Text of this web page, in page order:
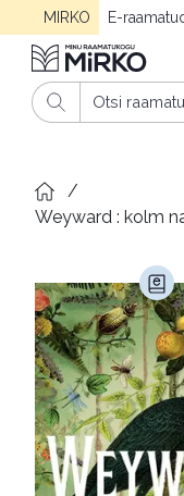
MIRKO E-
/
Weyward : kolm